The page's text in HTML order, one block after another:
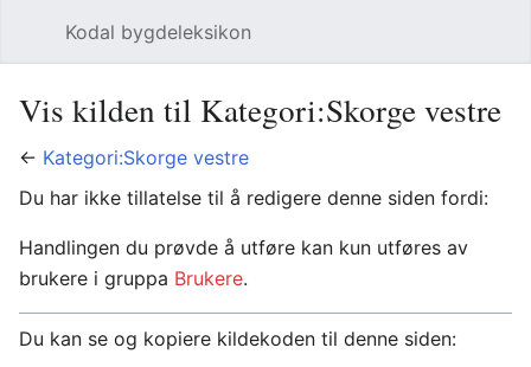
Kodal bygdeleksikon
Vis kilden til Kategori:Skorge vestre
← Kategori:Skorge vestre
Du har ikke tillatelse til å redigere denne siden fordi:
Handlingen du prøvde å utføre kan kun utføres av
brukere i gruppa Brukere.
Du kan se og kopiere kildekoden til denne siden: